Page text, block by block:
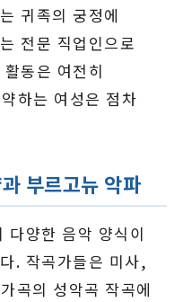
귀족의 궁정에
전문 직업인으로
동은 여전히
하는 여성은 점차
부르고뉴 악파
다양한 음악 양식이
. 작곡가들은 미사,
곡의 성악곡 작곡에